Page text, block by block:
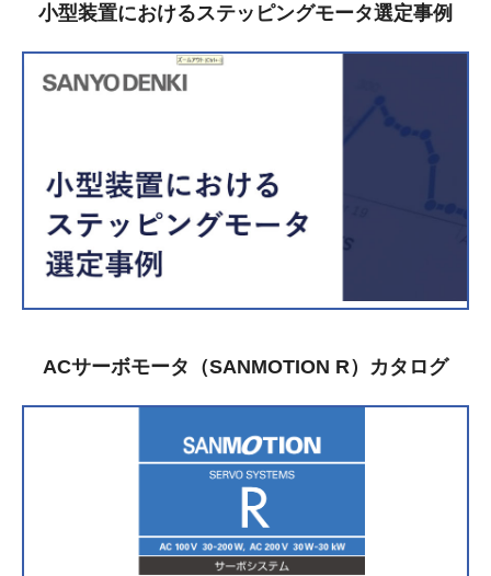
小型装置におけるステッピングモータ選定事例
ACサーボモータ（SANMOTION R）カタログ